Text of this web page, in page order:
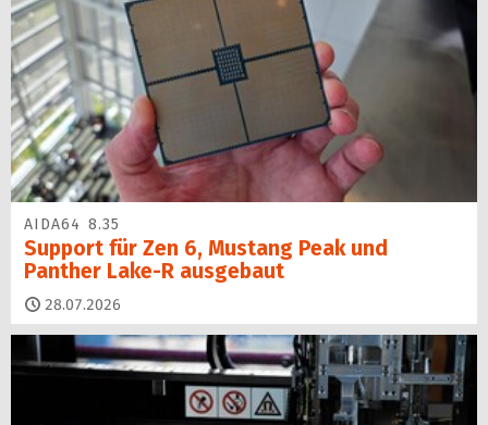
AIDA64 8.35
Support für Zen 6, Mustang Peak und
Panther Lake-R ausgebaut
28.07.2026